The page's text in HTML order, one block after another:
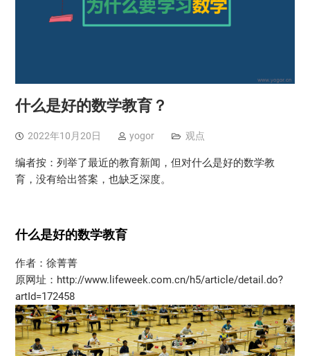
什么是好的数学教育？
2022年10月20日 yogor 观点
编者按：列举了最近的教育新闻，但对什么是好的数学教
育，没有给出答案，也缺乏深度。
什么是好的数学教育
作者：徐菁菁
原网址：http://www.lifeweek.com.cn/h5/article/detail.do?
artId=172458